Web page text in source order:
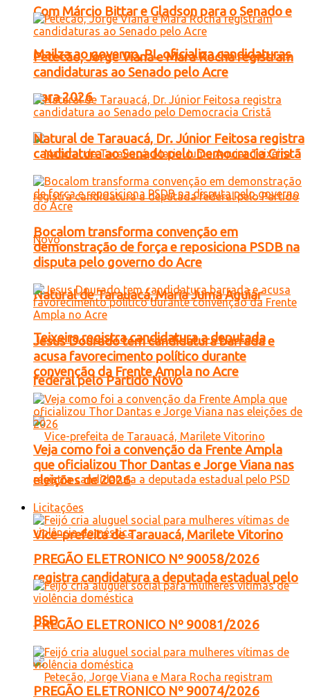
Com Márcio Bittar e Gladson para o Senado e
Mailza ao governo, PL oficializa candidaturas
para 2026
Natural de Tarauacá, Maria Juma Aguiar
Teixeira registra candidatura a deputada
federal pelo Partido Novo
Vice-prefeita de Tarauacá, Marilete Vitorino
registra candidatura a deputada estadual pelo
PSD
Petecão, Jorge Viana e Mara Rocha registram
candidaturas ao Senado pelo Acre
Natural de Tarauacá, Dr. Júnior Feitosa registra
candidatura ao Senado pelo Democracia Cristã
Bocalom transforma convenção em
demonstração de força e reposiciona PSDB na
disputa pelo governo do Acre
Jesus Dourado tem candidatura barrada e
acusa favorecimento político durante
convenção da Frente Ampla no Acre
Veja como foi a convenção da Frente Ampla
que oficializou Thor Dantas e Jorge Viana nas
eleições de 2026
Licitações
PREGÃO ELETRONICO Nº 90058/2026
PREGÃO ELETRONICO Nº 90081/2026
PREGÃO ELETRONICO Nº 90074/2026